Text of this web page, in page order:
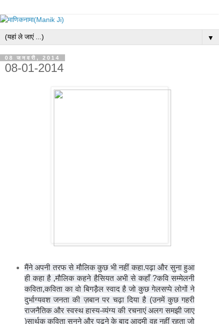
▼
08 जनवरी, 2014
08-01-2014
मैंने अपनी तरफ से मौलिक कुछ भी नहीं कहा.पढ़ा और सुना हुआ
ही कहा है ,मौलिक कहने हैसियत अभी से कहाँ ?कवि सम्मेलनी
कविता,कविता का वो बिगड़ैल स्वाद है जो कुछ गेलसप्पे लोगों ने
दुर्भाग्यवश जनता की ज़बान पर चढ़ा दिया है (उनमें कुछ गहरी
राजनैतिक और स्वस्थ हास्य-व्यंग्य की रचनाएं अलग समझी जाए
)सार्थक कविता सुनने और पढ़ने के बाद आदमी वह नहीं रहता जो